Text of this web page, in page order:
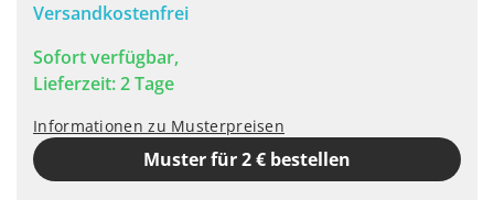
Versandkostenfrei
Sofort verfügbar,
Lieferzeit: 2 Tage
Informationen zu Musterpreisen
Muster für 2 € bestellen